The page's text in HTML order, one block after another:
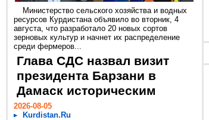
Министерство сельского хозяйства и водных
ресурсов Курдистана объявило во вторник, 4
августа, что разработало 20 новых сортов
зерновых культур и начнет их распределение
среди фермеров...
Глава СДС назвал визит
президента Барзани в
Дамаск историческим
2026-08-05
Kurdistan.Ru